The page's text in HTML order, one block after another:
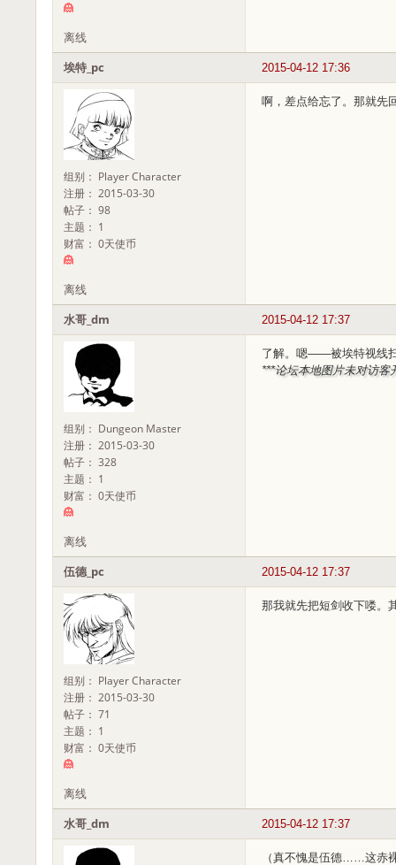
离线
2015-04-12 17:36
埃特_pc
组别： Player Character
注册： 2015-03-30
帖子： 98
主题： 1
财富： 0天使币
啊，差点给忘了。那就先
离线
2015-04-12 17:37
水哥_dm
组别： Dungeon Master
注册： 2015-03-30
帖子： 328
主题： 1
财富： 0天使币
了解。嗯——被埃特视线
***论坛本地图片未对访客
离线
2015-04-12 17:37
伍德_pc
组别： Player Character
注册： 2015-03-30
帖子： 71
主题： 1
财富： 0天使币
那我就先把短剑收下喽。
离线
2015-04-12 17:37
水哥_dm
（真不愧是伍德……这赤